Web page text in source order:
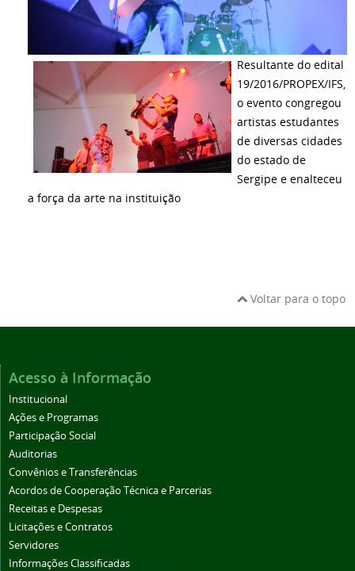
Resultante do edital
19/2016/PROPEX/IFS,
o evento congregou
artistas estudantes
de diversas cidades
do estado de
Sergipe e enalteceu
a força da arte na instituição
Voltar para o topo
Acesso à Informação
Institucional
Ações e Programas
Participação Social
Auditorias
Convênios e Transferências
Acordos de Cooperação Técnica e Parcerias
Receitas e Despesas
Licitações e Contratos
Servidores
Informações Classificadas